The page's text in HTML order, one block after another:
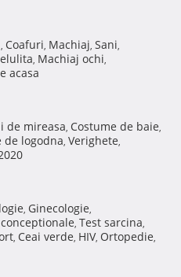
, Coafuri, Machiaj, Sani,
, Machiaj ochi,
acasa
de mireasa, Costume de baie,
de logodna, Verighete,
, Ginecologie,
, Test sarcina,
, Ceai verde, HIV, Ortopedie,